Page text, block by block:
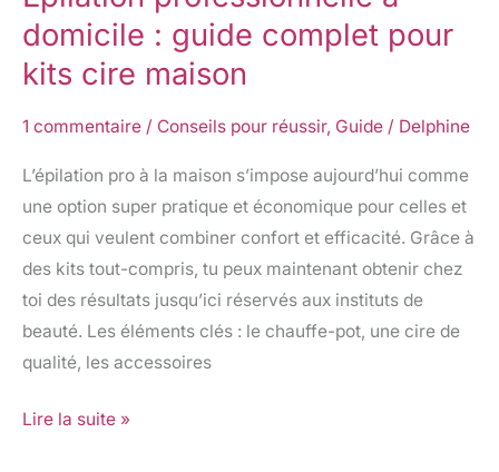
domicile : guide complet pour
kits cire maison
1 commentaire / Conseils pour réussir, Guide / Delphine
L’épilation pro à la maison s’impose aujourd’hui comme
une option super pratique et économique pour celles et
ceux qui veulent combiner confort et efficacité. Grâce à
des kits tout-compris, tu peux maintenant obtenir chez
toi des résultats jusqu’ici réservés aux instituts de
beauté. Les éléments clés : le chauffe-pot, une cire de
qualité, les accessoires
professionnelle
à
domicile
:
complet
pour
kits
cire
maison
Lire la suite »